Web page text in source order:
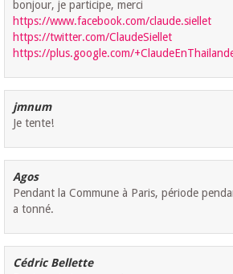
bonjour, je participe, merci
https://www.facebook.com/claude.siellet
https://twitter.com/ClaudeSiellet
https://plus.google.com/
jmnum
Je tente!
Agos
Pendant la Commune à Paris, période
a tonné.
Cédric Bellette